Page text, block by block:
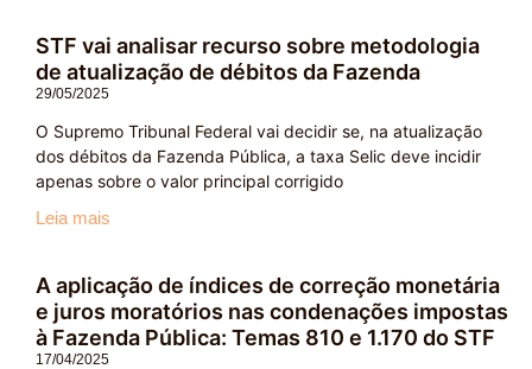
STF vai analisar recurso sobre metodologia
de atualização de débitos da Fazenda
29/05/2025
O Supremo Tribunal Federal vai decidir se, na atualização
dos débitos da Fazenda Pública, a taxa Selic deve incidir
apenas sobre o valor principal corrigido
Leia mais
A aplicação de índices de correção monetária
e juros moratórios nas condenações impostas
à Fazenda Pública: Temas 810 e 1.170 do STF
17/04/2025